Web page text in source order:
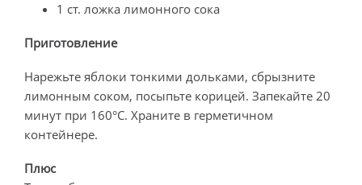
1 ст. ложка лимонного сока
Приготовление
Нарежьте яблоки тонкими дольками, сбрызните
лимонным соком, посыпьте корицей. Запекайте 20
минут при 160°C. Храните в герметичном
контейнере.
Плюс